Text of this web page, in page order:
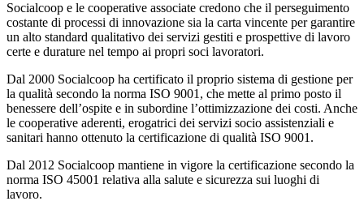
Socialcoop e le cooperative associate credono che il perseguimento
costante di processi di innovazione sia la carta vincente per garantire
un alto standard qualitativo dei servizi gestiti e prospettive di lavoro
certe e durature nel tempo ai propri soci lavoratori.
Dal 2000 Socialcoop ha certificato il proprio sistema di gestione per
la qualità secondo la norma ISO 9001, che mette al primo posto il
benessere dell’ospite e in subordine l’ottimizzazione dei costi. Anche
le cooperative aderenti, erogatrici dei servizi socio assistenziali e
sanitari hanno ottenuto la certificazione di qualità ISO 9001.
Dal 2012 Socialcoop mantiene in vigore la certificazione secondo la
norma ISO 45001 relativa alla salute e sicurezza sui luoghi di
lavoro.